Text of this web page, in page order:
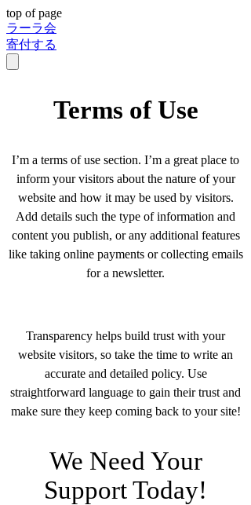
top of page
ラーラ会
寄付する
Terms of Use
I’m a terms of use section. I’m a great place to
inform your visitors about the nature of your
website and how it may be used by visitors.
Add details such the type of information and
content you publish, or any additional features
like taking online payments or collecting emails
for a newsletter.
Transparency helps build trust with your
website visitors, so take the time to write an
accurate and detailed policy. Use
straightforward language to gain their trust and
make sure they keep coming back to your site!
We Need Your
Support Today!